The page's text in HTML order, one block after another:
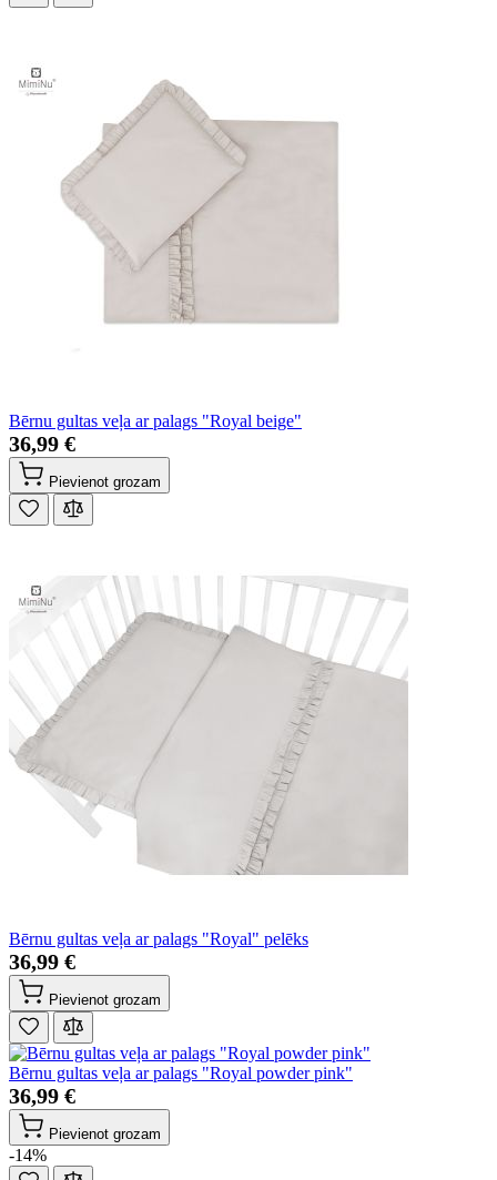
Bērnu gultas veļa ar palags "Royal beige"
36,99 €
Pievienot grozam
Bērnu gultas veļa ar palags "Royal" pelēks
36,99 €
Pievienot grozam
Bērnu gultas veļa ar palags "Royal powder pink"
36,99 €
Pievienot grozam
-14%